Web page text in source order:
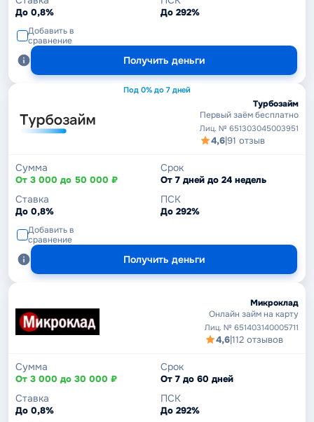
До 0,8% До 292%
Добавить в
сравнение
Получить деньги
Под 0% до 7 дней
Турбозайм
Первый заём бесплатно
Лиц. № 651303045003951
4,6|91 отзыв
Сумма
От 3 000 до 50 000 ₽
Срок
От 7 дней до 24 недель
Ставка
До 0,8%
ПСК
До 292%
Добавить в
сравнение
Получить деньги
Микроклад
Онлайн займ на карту
Лиц. № 651403140005711
4,6|112 отзывов
Сумма
От 3 000 до 30 000 ₽
Срок
От 7 до 60 дней
Ставка
До 0,8%
ПСК
До 292%